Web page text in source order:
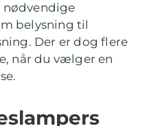
nødvendige
belysning til
Der er dog flere
når du vælger en